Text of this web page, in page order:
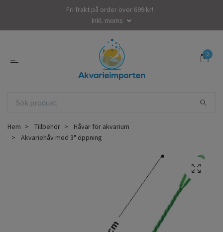
Fri frakt på order över 699 kr!
Inkl. moms
0
Hem Tillbehör
Håvar för akvarium
Akvariehåv med 3" öppning